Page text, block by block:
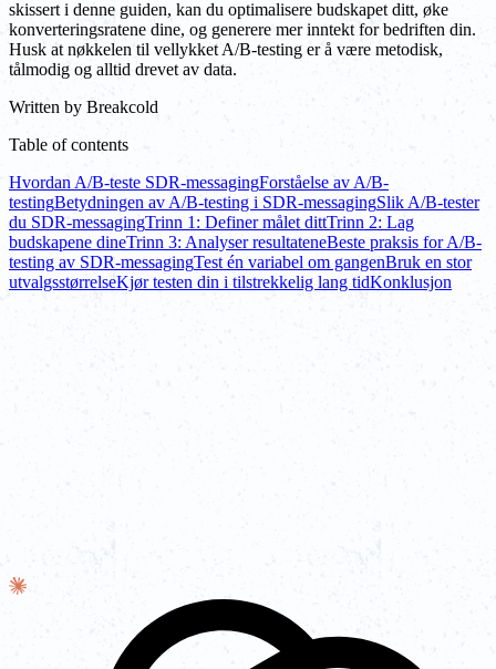
skissert i denne guiden, kan du optimalisere budskapet ditt, øke
konverteringsratene dine, og generere mer inntekt for bedriften din.
Husk at nøkkelen til vellykket A/B-testing er å være metodisk,
tålmodig og alltid drevet av data.
Written by Breakcold
Table of contents
Hvordan A/B-teste SDR-messagingForståelse av A/B-
testingBetydningen av A/B-testing i SDR-messagingSlik A/B-tester
du SDR-messagingTrinn 1: Definer målet dittTrinn 2: Lag
budskapene dineTrinn 3: Analyser resultateneBeste praksis for A/B-
testing av SDR-messagingTest én variabel om gangenBruk en stor
utvalgsstørrelseKjør testen din i tilstrekkelig lang tidKonklusjon